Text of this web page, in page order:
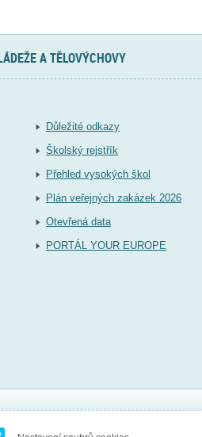
A TĚLOVÝCHOVY
Důležité odkazy
Školský rejstřík
Přehled vysokých škol
Plán veřejných zakázek 2026
Otevřená data
PORTÁL YOUR EUROPE